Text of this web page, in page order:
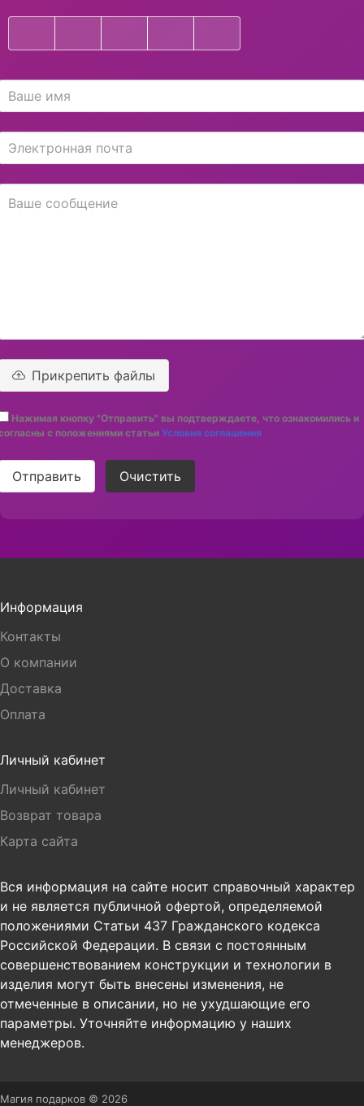
Прикрепить файлы
Нажимая кнопку "Отправить" вы подтверждаете, что ознакомились и
с положениями статьи Условия соглашения
Отправить Очистить
Информация
Контакты
О компании
Доставка
Оплата
Личный кабинет
Личный кабинет
Возврат товара
Карта сайта
Вся информация на сайте носит справочный характер
и не является публичной офертой, определяемой
положениями Статьи 437 Гражданского кодекса
Российской Федерации. В связи с постоянным
совершенствованием конструкции и технологии в
изделия могут быть внесены изменения, не
отмеченные в описании, но не ухудшающие его
параметры. Уточняйте информацию у наших
менеджеров.
Магия подарков © 2026